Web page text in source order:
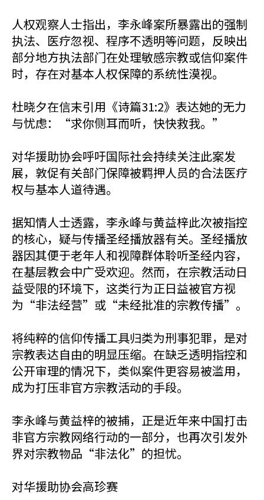
人权观察人士指出，李永峰案所暴露出的强制
执法、医疗忽视、程序不透明等问题，反映出
部分地方执法部门在处理敏感宗教或信仰案件
时，存在对基本人权保障的系统性漠视。
杜晓夕在信末引用《诗篇31:2》表达她的无力
与忧虑：“求你侧耳而听，快快救我。”
对华援助协会呼吁国际社会持续关注此案发
展，敦促有关部门保障被羁押人员的合法医疗
权与基本人道待遇。
据知情人士透露，李永峰与黄益梓此次被指控
的核心，疑与传播圣经播放器有关。圣经播放
器因其便于老年人和视障群体聆听圣经内容，
在基层教会中广受欢迎。然而，在宗教活动日
益受限的环境下，这类行为正日益被官方视
为“非法经营”或“未经批准的宗教传播”。
将纯粹的信仰传播工具归类为刑事犯罪，是对
宗教表达自由的明显压缩。在缺乏透明指控和
公开审理的情况下，类似案件更容易被滥用，
成为打压非官方宗教活动的手段。
李永峰与黄益梓的被捕，正是近年来中国打击
非官方宗教网络行动的一部分，也再次引发外
界对宗教物品“非法化”的担忧。
对华援助协会高珍赛